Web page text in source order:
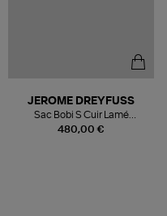
480,00 €
JEROME DREYFUSS
Sac Bobi S Cuir Lamé
Champagne